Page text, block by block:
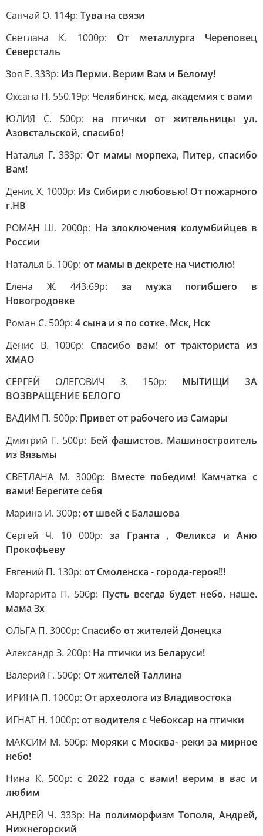
Санчай О. 114р: Тува на связи
Светлана К. 1000р: От металлурга Череповец
Северсталь
Зоя Е. 333р: Из Перми. Верим Вам и Белому!
Оксана Н. 550.19р: Челябинск, мед. академия с вами
ЮЛИЯ С. 500р: на птички от жительницы ул.
Азовстальской, спасибо!
Наталья Г. 333р: От мамы морпеха, Питер, спасибо
Вам!
Денис Х. 1000р: Из Сибири с любовью! От пожарного
г.НВ
РОМАН Ш. 2000р: На злоключения колумбийцев в
России
Наталья Б. 100р: от мамы в декрете на чистюлю!
Елена Ж. 443.69р: за мужа погибшего в
Новогродовке
Роман С. 500р: 4 сына и я по сотке. Мск, Нск
Денис В. 1000р: Спасибо вам! от тракториста из
ХМАО
СЕРГЕЙ ОЛЕГОВИЧ З. 150р: МЫТИЩИ ЗА
ВОЗВРАЩЕНИЕ БЕЛОГО
ВАДИМ П. 500р: Привет от рабочего из Самары
Дмитрий Г. 500р: Бей фашистов. Машиностроитель
из Вязьмы
СВЕТЛАНА М. 3000р: Вместе победим! Камчатка с
вами! Берегите себя
Марина И. 300р: от швей с Балашова
Сергей Ч. 10 000р: за Гранта , Феликса и Аню
Прокофьеву
Евгений П. 130р: от Смоленска - города-героя!!!
Маргарита П. 500р: Пусть всегда будет небо. наше.
мама 3х
ОЛЬГА П. 3000р: Спасибо от жителей Донецка
Александр З. 200р: На птички из Беларуси!
Валерий Г. 500р: От жителей Таллина
ИРИНА П. 1000р: От археолога из Владивостока
ИГНАТ Н. 1000р: от водителя с Чебоксар на птички
МАКСИМ М. 500р: Моряки с Москва- реки за мирное
небо!
Нина К. 500р:с 2022 года с вами! верим в вас и
любим
АНДРЕЙ Ч. 333р: На полиморфизм Тополя, Андрей,
Нижнегорский